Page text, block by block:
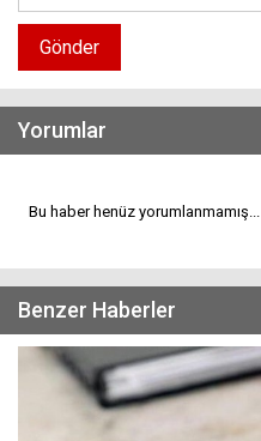
Gönder
Yorumlar
Bu haber henüz yorumlanmamış...
Benzer Haberler